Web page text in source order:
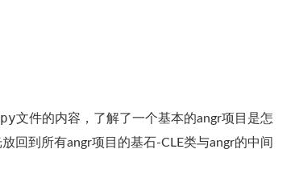
文件的内容，了解了一个基本的angr项目是怎
回到所有angr项目的基石-CLE类与angr的中间